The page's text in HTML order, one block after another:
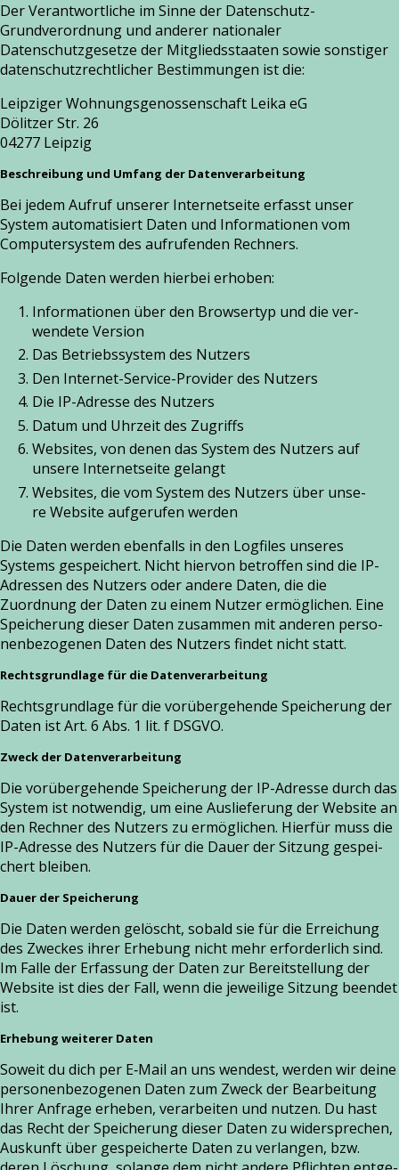
Der Verantwortliche im Sinne der Datenschutz-
Grundverordnung und ande­rer natio­na­ler
Datenschutzgesetze der Mitgliedsstaaten sowie sons­ti­ger
daten­schutz­recht­li­cher Bestimmungen ist die:
Leipziger Wohnungsgenossenschaft Leika eG
Dölitzer Str. 26
04277 Leipzig
Beschreibung und Umfang der Datenverarbeitung
Bei jedem Aufruf unse­rer Internetseite erfasst unser
System auto­ma­ti­siert Daten und Informationen vom
Computersystem des auf­ru­fen­den Rechners.
Folgende Daten wer­den hier­bei erho­ben:
Informationen über den Browsertyp und die ver­
wen­de­te Version
Das Betriebssystem des Nutzers
Den Internet-Service-Provider des Nutzers
Die IP-Adresse des Nutzers
Datum und Uhrzeit des Zugriffs
Websites, von denen das System des Nutzers auf
unse­re Internetseite gelangt
Websites, die vom System des Nutzers über unse­
re Website auf­ge­ru­fen wer­den
Die Daten wer­den eben­falls in den Logfiles unse­res
Systems gespei­chert. Nicht hier­von betrof­fen sind die IP-
Adressen des Nutzers oder ande­re Daten, die die
Zuordnung der Daten zu einem Nutzer ermög­li­chen. Eine
Speicherung die­ser Daten zusam­men mit ande­ren per­so­
nen­be­zo­ge­nen Daten des Nutzers fin­det nicht statt.
Rechtsgrundlage für die Datenverarbeitung
Rechtsgrundlage für die vor­über­ge­hen­de Speicherung der
Daten ist Art. 6 Abs. 1 lit. f DSGVO.
Zweck der Datenverarbeitung
Die vor­über­ge­hen­de Speicherung der IP-Adresse durch das
System ist not­wen­dig, um eine Auslieferung der Website an
den Rechner des Nutzers zu ermög­li­chen. Hierfür muss die
IP-Adresse des Nutzers für die Dauer der Sitzung gespei­
chert blei­ben.
Dauer der Speicherung
Die Daten wer­den gelöscht, sobald sie für die Erreichung
des Zweckes ihrer Erhebung nicht mehr erfor­der­lich sind.
Im Falle der Erfassung der Daten zur Bereitstellung der
Website ist dies der Fall, wenn die jewei­li­ge Sitzung been­det
ist.
Erhebung weiterer Daten
Soweit du dich per E‑Mail an uns wen­dest, wer­den wir dei­ne
per­so­nen­be­zo­ge­nen Daten zum Zweck der Bearbeitung
Ihrer Anfrage erhe­ben, ver­ar­bei­ten und nut­zen. Du hast
das Recht der Speicherung die­ser Daten zu wider­spre­chen,
Auskunft über gespei­cher­te Daten zu ver­lan­gen, bzw.